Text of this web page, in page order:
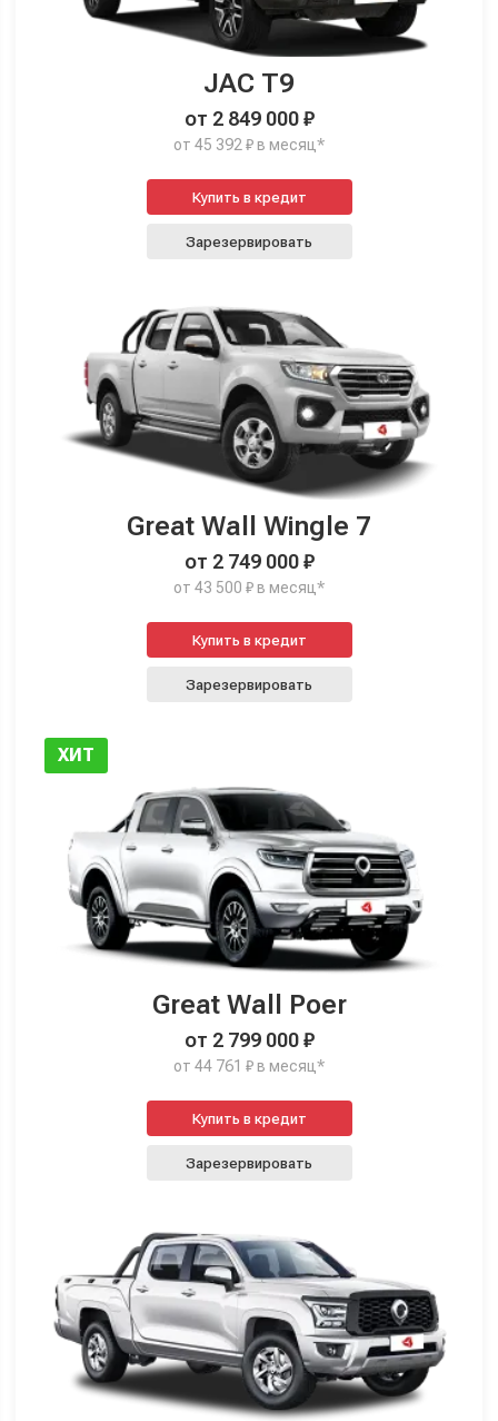
JAC T9
от 2 849 000 ₽
от 45 392 ₽ в месяц*
Купить в кредит
Зарезервировать
Great Wall Wingle 7
от 2 749 000 ₽
от 43 500 ₽ в месяц*
Купить в кредит
Зарезервировать
ХИТ
Great Wall Poer
от 2 799 000 ₽
от 44 761 ₽ в месяц*
Купить в кредит
Зарезервировать